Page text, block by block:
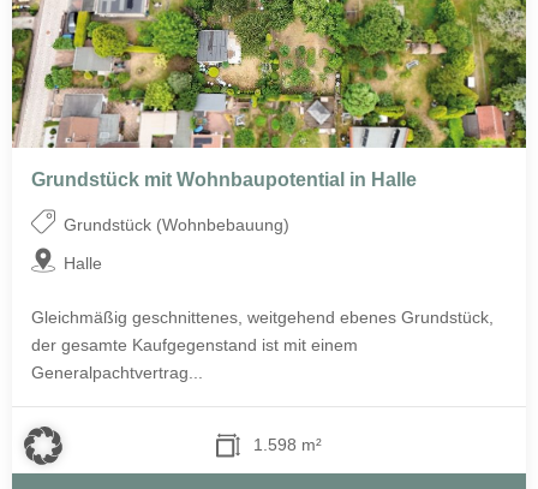
Grundstück mit Wohnbaupotential in Halle
Grundstück (Wohnbebauung)
Halle
Gleichmäßig geschnittenes, weitgehend ebenes Grundstück,
der gesamte Kaufgegenstand ist mit einem
Generalpachtvertrag...
1.598 m²